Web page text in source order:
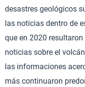
desastres geológicos
las noticias dentro de
que en 2020
noticias sobre el
las informaciones
más continuaron